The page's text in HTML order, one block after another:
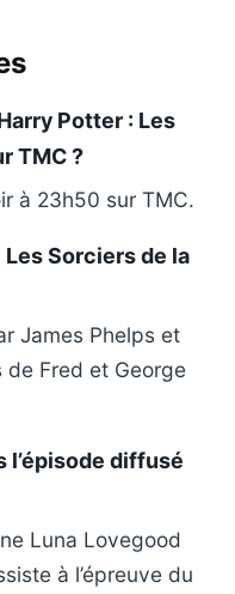
Potter : Les
TMC ?
à 23h50 sur TMC.
Sorciers de la
James Phelps et
de Fred et George
l’épisode diffusé
Luna Lovegood
à l’épreuve du